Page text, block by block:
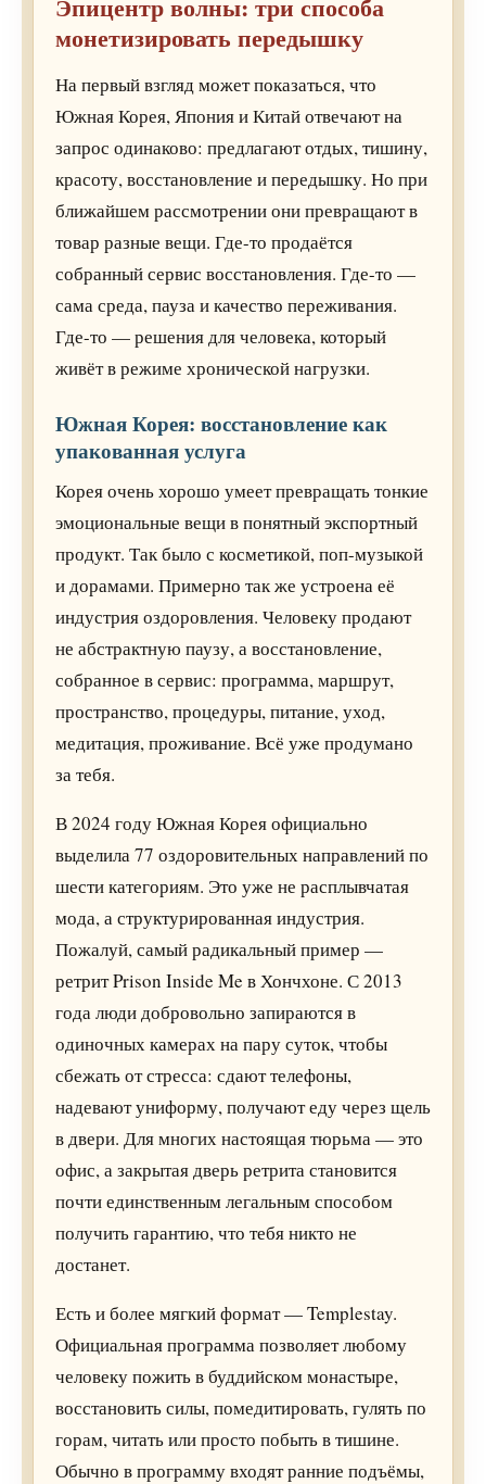
монетизировать передышку
На первый взгляд может показаться, что
Южная Корея, Япония и Китай отвечают на
запрос одинаково: предлагают отдых, тишину,
красоту, восстановление и передышку. Но при
ближайшем рассмотрении они превращают в
товар разные вещи. Где-то продаётся
собранный сервис восстановления. Где-то —
сама среда, пауза и качество переживания.
Где-то — решения для человека, который
живёт в режиме хронической нагрузки.
Южная Корея: восстановление как
упакованная услуга
Корея очень хорошо умеет превращать тонкие
эмоциональные вещи в понятный экспортный
продукт. Так было с косметикой, поп-музыкой
и дорамами. Примерно так же устроена её
индустрия оздоровления. Человеку продают
не абстрактную паузу, а восстановление,
собранное в сервис: программа, маршрут,
пространство, процедуры, питание, уход,
медитация, проживание. Всё уже продумано
за тебя.
В 2024 году Южная Корея официально
выделила 77 оздоровительных направлений по
шести категориям. Это уже не расплывчатая
мода, а структурированная индустрия.
Пожалуй, самый радикальный пример —
ретрит Prison Inside Me в Хончхоне. С 2013
года люди добровольно запираются в
одиночных камерах на пару суток, чтобы
сбежать от стресса: сдают телефоны,
надевают униформу, получают еду через щель
в двери. Для многих настоящая тюрьма — это
офис, а закрытая дверь ретрита становится
почти единственным легальным способом
получить гарантию, что тебя никто не
достанет.
Есть и более мягкий формат — Templestay.
Официальная программа позволяет любому
человеку пожить в буддийском монастыре,
восстановить силы, помедитировать, гулять по
горам, читать или просто побыть в тишине.
Обычно в программу входят ранние подъёмы,